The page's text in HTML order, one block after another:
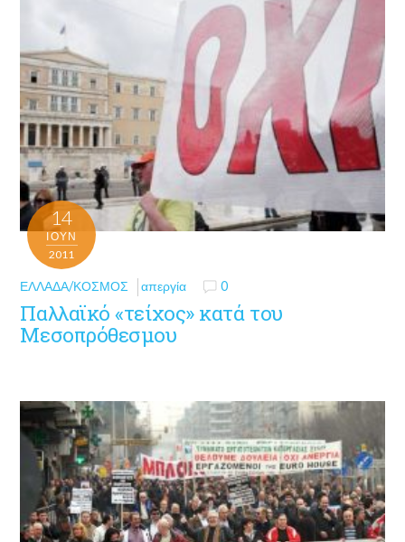
14
ΙΟΎΝ
2011
ΕΛΛΆΔΑ/ΚΌΣΜΟΣ απεργία 0
Παλλαϊκό «τείχος» κατά του
Μεσοπρόθεσμου